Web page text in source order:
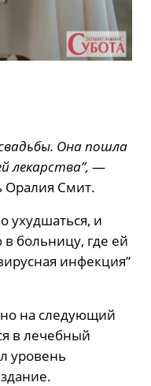
Она пошла
лекарства”, —
Оралия Смит.
ухудшаться, и
больницу, где ей
инфекция”
на следующий
в лечебный
уровень